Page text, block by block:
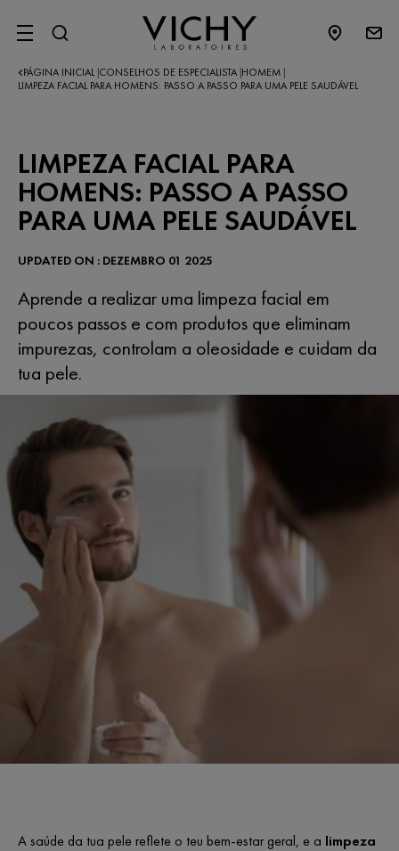
SITE MENU
PÁGINA INICIAL CONSELHOS DE ESPECIALISTA HOMEM
LIMPEZA FACIAL PARA HOMENS: PASSO A PASSO PARA UMA PELE SAUDÁVEL
LIMPEZA FACIAL PARA
HOMENS: PASSO A PASSO
PARA UMA PELE SAUDÁVEL
Aprende a realizar uma limpeza facial em
poucos passos e com produtos que eliminam
impurezas, controlam a oleosidade e cuidam da
tua pele.
UPDATED ON : DEZEMBRO 01 2025
A saúde da tua pele reflete o teu bem-estar geral, e a limpeza